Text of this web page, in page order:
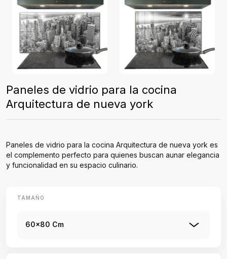
Paneles de vidrio para la cocina
Arquitectura de nueva york
Paneles de vidrio para la cocina Arquitectura de nueva york es
el complemento perfecto para quienes buscan aunar elegancia
y funcionalidad en su espacio culinario.
TAMAÑO
60x80 Cm